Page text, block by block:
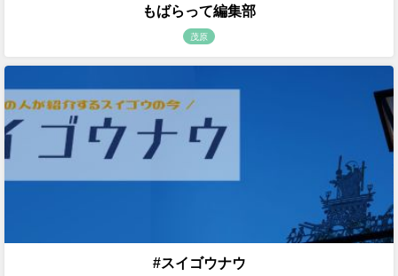
もばらって編集部
茂原
#スイゴウナウ